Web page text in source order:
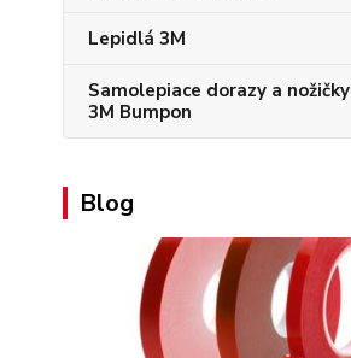
Lepidlá 3M
Samolepiace dorazy a nožičky
3M Bumpon
Blog